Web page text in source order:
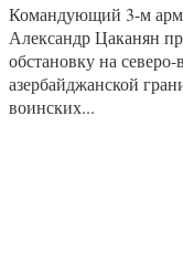
Командующий 3-м
Александр Цаканян
обстановку на
азербайджанской
воинских...